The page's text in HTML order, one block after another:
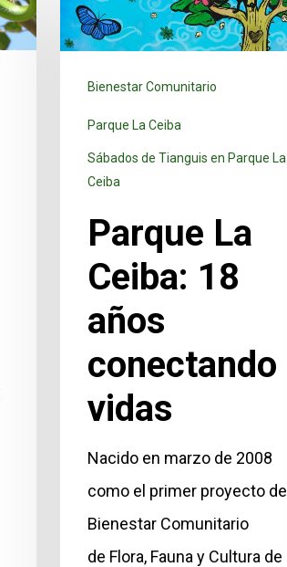
Bienestar Comunitario
Parque La Ceiba
Sábados de Tianguis en Parque La
Ceiba
Parque La
Ceiba: 18
años
conectando
vidas
Nacido en marzo de 2008
como el primer proyecto de
Bienestar Comunitario
de Flora, Fauna y Cultura de